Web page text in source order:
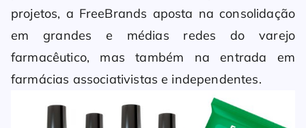
projetos, a FreeBrands aposta na consolidação
em grandes e médias redes do varejo
farmacêutico, mas também na entrada em
farmácias associativistas e independentes.